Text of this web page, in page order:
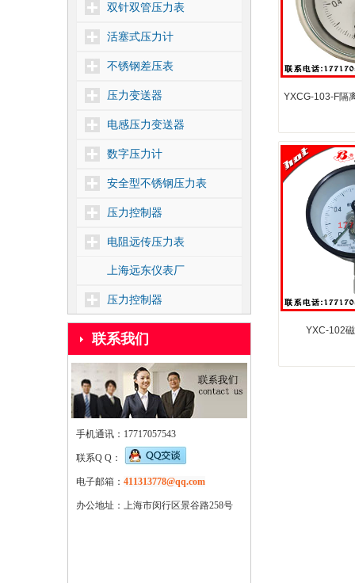
双针双管压力表
活塞式压力计
不锈钢差压表
压力变送器
电感压力变送器
数字压力计
安全型不锈钢压力表
压力控制器
电阻远传压力表
上海远东仪表厂
压力控制器
差压控制器
温度控制器
核电1E级压力控制器
靶式流量控制器
密度控制器
船用压力控制器
压力式温度控制器
YXCG-103-F隔
YXC-102
联系我们
手机通讯：17717057543
联系Q Q：
电子邮箱： 411313778@qq.com
办公地址：上海市闵行区景谷路258号